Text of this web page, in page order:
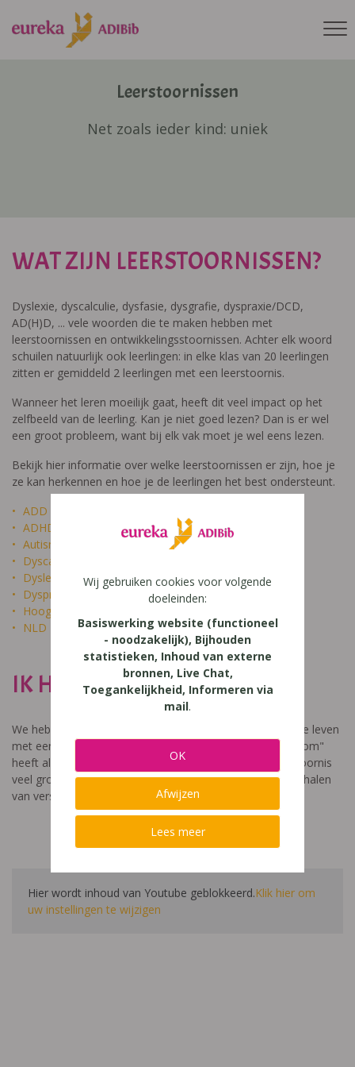
Leerstoornissen
Net zoals ieder kind: uniek
WAT ZIJN LEERSTOORNISSEN?
Dyslexie, dyscalculie, dysfasie, dysgrafie, dyspraxie/DCD,
AD(H)D, ... vele woorden die te maken hebben met
leerstoornissen en ontwikkelingsstoornissen. Achter elk woord
schuilen natuurlijk ook leerlingen: in elke klas van 20 leerlingen
zitten er gemiddeld 2 leerlingen met een leerstoornis.
Wanneer het leren moeilijk gaat, heeft dit veel impact op het
zelfbeeld van de leerling. Kan je niet goed lezen? Dan is er wel
een groot probleem, want bij elk vak moet je wel eens lezen.
Bekijk hier informatie over welke leerstoornissen er zijn, hoe je
ze kan herkennen en hoe je de leerlingen het best ondersteunt.
ADD
ADHD
Autisme
Dyscalculie
Dyslexie
Dyspraxie
Hoogbegaafdheid
NLD
IK HEET NIET DOM
We hebben een video gemaakt die toont hoe het is om te leven
met een leerstoornis. De film met als titel: "Ik heet niet dom"
heeft als doel aan te tonen dat de impact van een leerstoornis
veel groter is dan enkel wat je ziet in de klas. Je hoort verhalen
van verschillende leerlingen en ouders.
Hier wordt inhoud van Youtube geblokkeerd.Klik hier om
uw instellingen te wijzigen
Wij gebruiken cookies voor volgende
doeleinden:
Basiswerking website (functioneel
- noodzakelijk), Bijhouden
statistieken, Inhoud van externe
bronnen, Live Chat,
Toegankelijkheid, Informeren via
mail.
OK
Afwijzen
Lees meer